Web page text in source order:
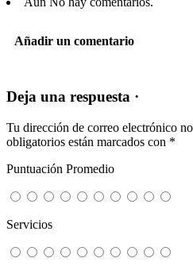
Añadir un comentario
Deja una respuesta ·
Tu dirección de correo electrónico
obligatorios están marcados con *
Puntuación Promedio
Servicios